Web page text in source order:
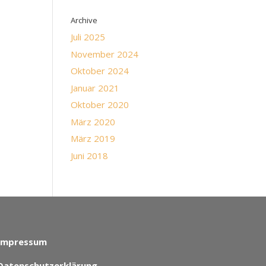
Archive
Juli 2025
November 2024
Oktober 2024
Januar 2021
Oktober 2020
März 2020
März 2019
Juni 2018